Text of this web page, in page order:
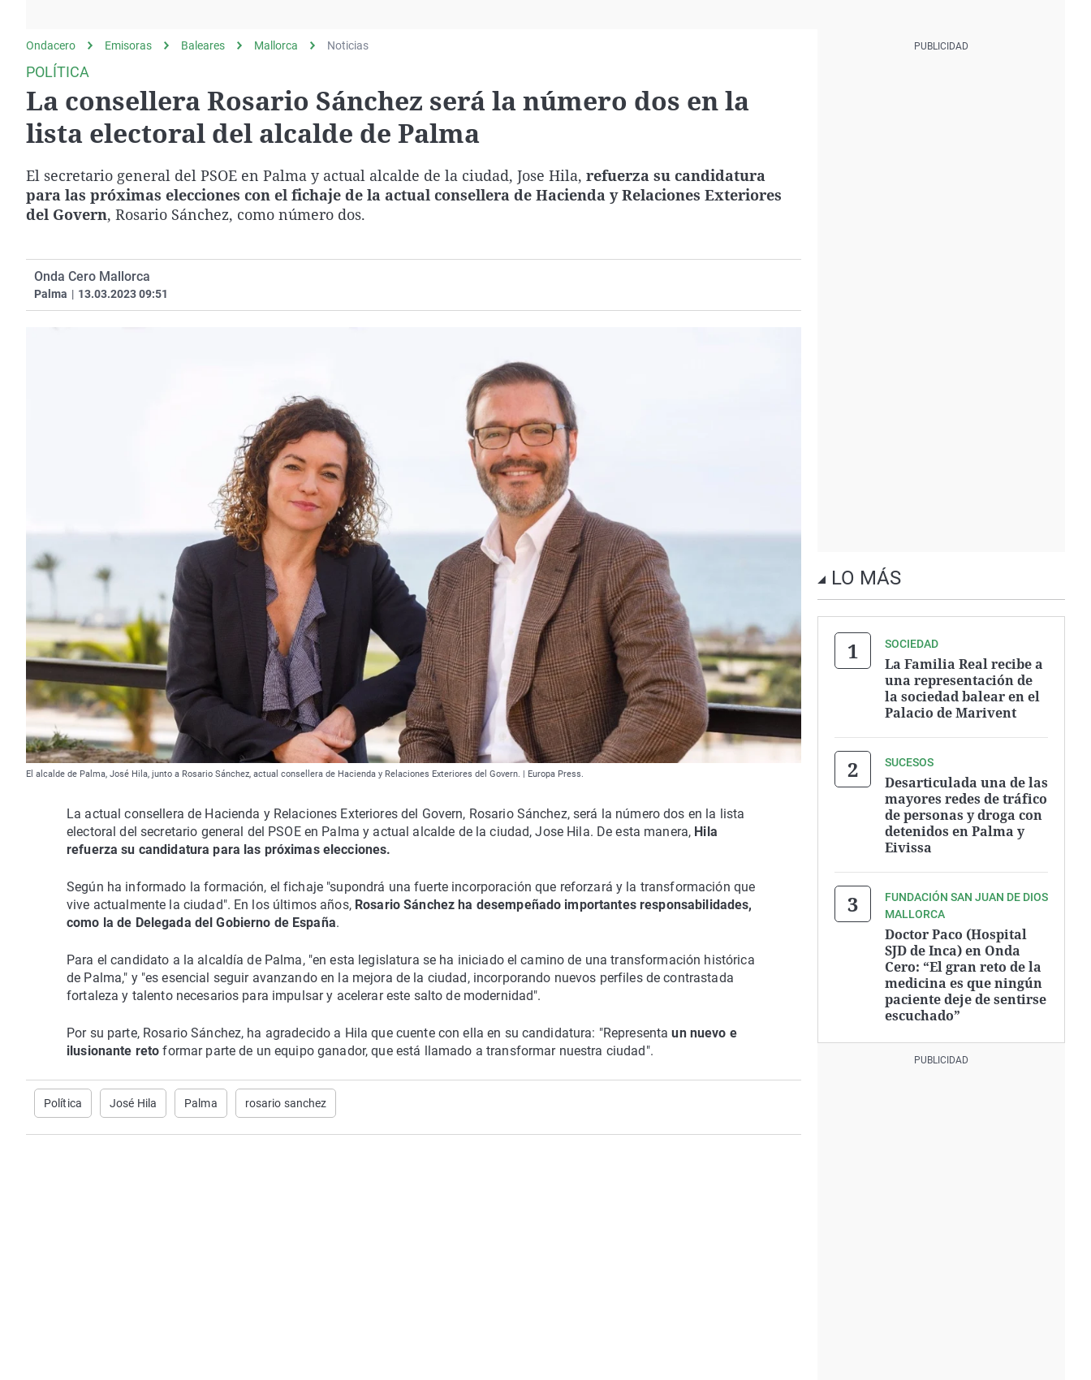
Operación Viuda
Negra
Navarra
Ondacero Emisoras Baleares Mallorca Noticias
POLÍTICA
La consellera Rosario Sánchez será la número dos en la
lista electoral del alcalde de Palma
El secretario general del PSOE en Palma y actual alcalde de la ciudad, Jose Hila, refuerza su candidatura
para las próximas elecciones con el fichaje de la actual consellera de Hacienda y Relaciones Exteriores
del Govern, Rosario Sánchez, como número dos.
Onda Cero Mallorca
Palma | 13.03.2023 09:51
El alcalde de Palma, José Hila, junto a Rosario Sánchez, actual consellera de Hacienda y Relaciones Exteriores del Govern. | Europa Press.
La actual consellera de Hacienda y Relaciones Exteriores del Govern, Rosario Sánchez, será la número dos en la lista
electoral del secretario general del PSOE en Palma y actual alcalde de la ciudad, Jose Hila. De esta manera, Hila
refuerza su candidatura para las próximas elecciones.
Según ha informado la formación, el fichaje "supondrá una fuerte incorporación que reforzará y la transformación que
vive actualmente la ciudad". En los últimos años, Rosario Sánchez ha desempeñado importantes responsabilidades,
como la de Delegada del Gobierno de España.
Para el candidato a la alcaldía de Palma, "en esta legislatura se ha iniciado el camino de una transformación histórica
de Palma," y "es esencial seguir avanzando en la mejora de la ciudad, incorporando nuevos perfiles de contrastada
fortaleza y talento necesarios para impulsar y acelerar este salto de modernidad".
Por su parte, Rosario Sánchez, ha agradecido a Hila que cuente con ella en su candidatura: "Representaun nuevo e
ilusionante reto formar parte de un equipo ganador, que está llamado a transformar nuestra ciudad".
Política José Hila Palma rosario sanchez
LO MÁS
SOCIEDAD
La Familia Real recibe a
una representación de
la sociedad balear en el
Palacio de Marivent
SUCESOS
Desarticulada una de las
mayores redes de tráfico
de personas y droga con
detenidos en Palma y
Eivissa
FUNDACIÓN SAN JUAN DE DIOS
MALLORCA
Doctor Paco (Hospital
SJD de Inca) en Onda
Cero: “El gran reto de la
medicina es que ningún
paciente deje de sentirse
escuchado”